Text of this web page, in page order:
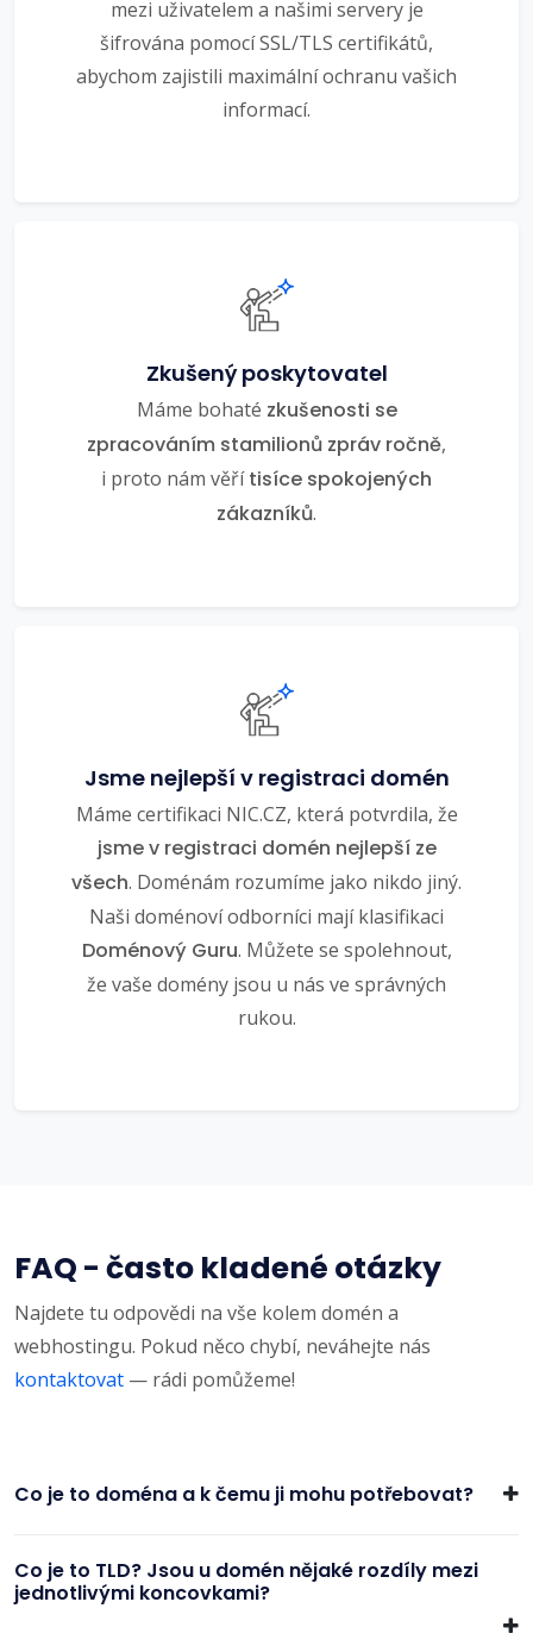
mezi uživatelem a našimi servery je
šifrována pomocí SSL/TLS certifikátů,
abychom zajistili maximální ochranu vašich
informací.
Zkušený poskytovatel
Máme bohaté zkušenosti se
zpracováním stamilionů zpráv ročně,
i proto nám věřítisíce spokojených
zákazníků.
Jsme nejlepší v registraci domén
Máme certifikaci NIC.CZ, která potvrdila, že
jsme v registraci domén nejlepší ze
všech. Doménám rozumíme jako nikdo jiný.
Naši doménoví odborníci mají klasifikaci
Doménový Guru. Můžete se spolehnout,
že vaše domény jsou u nás ve správných
rukou.
FAQ - často kladené otázky
Najdete tu odpovědi na vše kolem domén a
webhostingu. Pokud něco chybí, neváhejte nás
kontaktovat — rádi pomůžeme!
Co je to doména a k čemu ji mohu potřebovat?
Co je to TLD? Jsou u domén nějaké rozdíly mezi
jednotlivými koncovkami?